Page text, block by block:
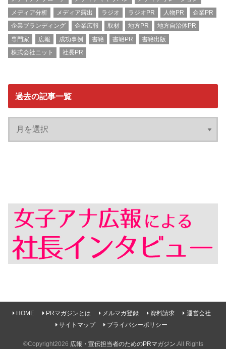
メディア分析
メディア露出 ラジオ ラジオPR 人物PR
企業PR
企業ブランディング
企業広報 取材 地方PR
地方自治体PR
専門家
広報 成功事例 書籍 書籍PR
書籍出版
株式会社ニット
社長PR
過去の記事一覧
HOME PRマガジンとは メルマガ登録 資料請求
運営会社
サイトマップ
プライバシーポリシー
©Copyright2026 広報・宣伝担当者のためのPRマガジン .All Rights